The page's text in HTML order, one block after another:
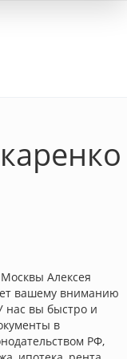
Алексея
вашему вниманию
нас вы быстро и
в
РФ,